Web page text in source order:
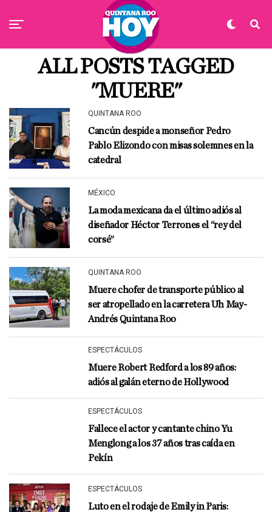
ALL POSTS TAGGED
"MUERE"
QUINTANA ROO
Cancún despide a monseñor Pedro
Pablo Elizondo con misas solemnes en la
catedral
MÉXICO
La moda mexicana da el último adiós al
diseñador Héctor Terrones el “rey del
corsé”
QUINTANA ROO
Muere chofer de transporte público al
ser atropellado en la carretera Uh May-
Andrés Quintana Roo
ESPECTÁCULOS
Muere Robert Redford a los 89 años:
adiós al galán eterno de Hollywood
ESPECTÁCULOS
Fallece el actor y cantante chino Yu
Menglong a los 37 años tras caída en
Pekín
ESPECTÁCULOS
Luto en el rodaje de Emily in Paris: